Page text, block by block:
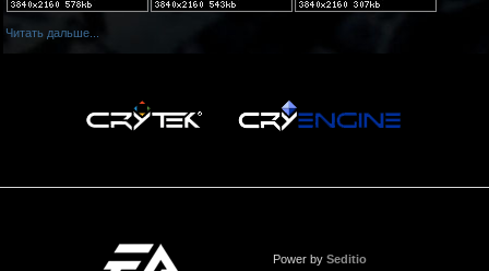
Читать дальше...
Power by Seditio